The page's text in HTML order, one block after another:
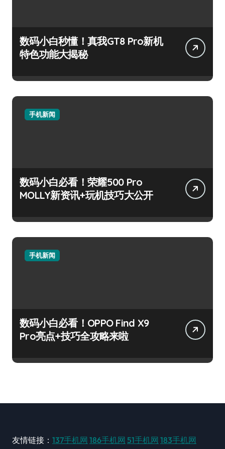
数码小白秒懂！真我GT8 Pro新机
特色功能大揭秘
手机新闻
数码小白必看！荣耀500 Pro
MOLLY新资讯+玩机技巧大公开
手机新闻
数码小白必看！OPPO Find X9
Pro亮点+技巧全攻略来啦
友情链接： 137手机网 186手机网 51手机网 183手机网